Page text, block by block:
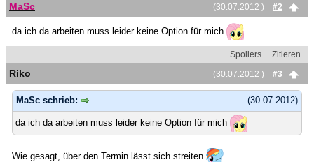
(30.07.2012 )
#2
MaSc
da ich da arbeiten muss leider keine Option für mich
Spoilers
Zitieren
(30.07.2012 )
#3
Riko
(30.07.2012)
MaSc schrieb:
da ich da arbeiten muss leider keine Option für mich
Wie gesagt, über den Termin lässt sich streiten